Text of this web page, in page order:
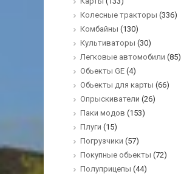
Колесные тракторы (336)
Комбайны (130)
Культиваторы (30)
Легковые автомобили (85)
Обьекты GE (4)
Обьекты для карты (66)
Опрыскиватели (26)
Паки модов (153)
Плуги (15)
Погрузчики (57)
Покупные обьекты (72)
Полуприцепы (44)